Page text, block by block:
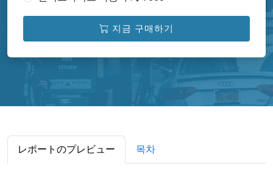
지금 구매하기
レポートのプレビュー 목차